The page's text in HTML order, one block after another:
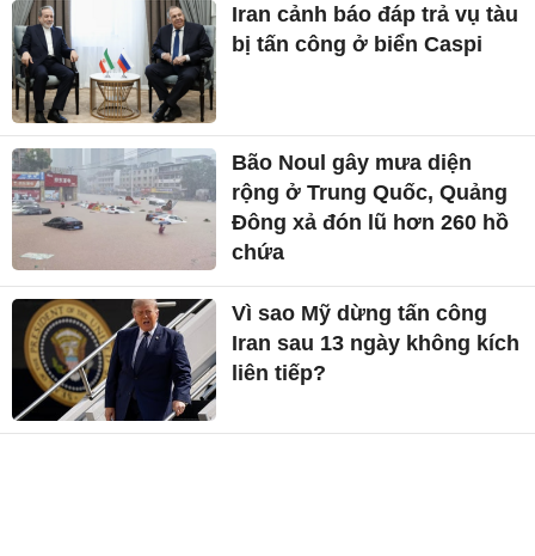
Iran cảnh báo đáp trả vụ tàu
bị tấn công ở biển Caspi
Bão Noul gây mưa diện
rộng ở Trung Quốc, Quảng
Đông xả đón lũ hơn 260 hồ
chứa
Vì sao Mỹ dừng tấn công
Iran sau 13 ngày không kích
liên tiếp?